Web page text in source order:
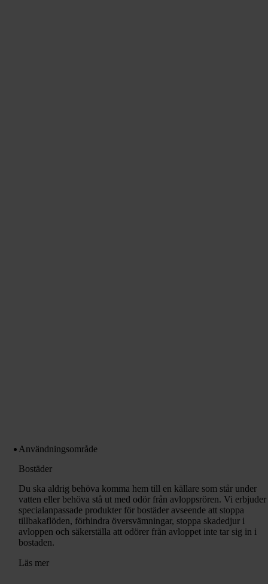
Användningsområde
Bostäder
Du ska aldrig behöva komma hem till en källare som står under
vatten eller behöva stå ut med odör från avloppsrören. Vi erbjuder
specialanpassade produkter för bostäder avseende att stoppa
tillbakaflöden, förhindra översvämningar, stoppa skadedjur i
avloppen och säkerställa att odörer från avloppet inte tar sig in i
bostaden.
Läs mer